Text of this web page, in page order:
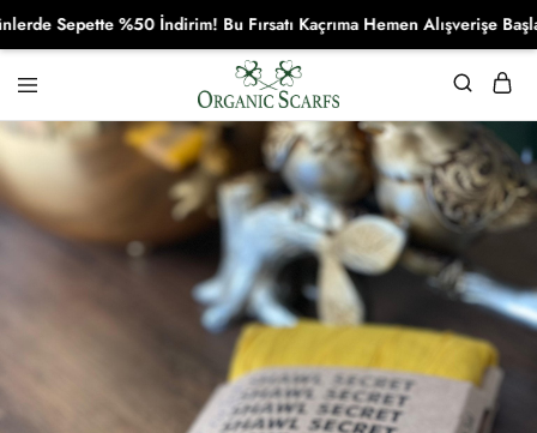
Organikscarf
Sepette %50 İndirim! Bu Fırsatı Kaçrıma Hemen Alışverişe Başla!